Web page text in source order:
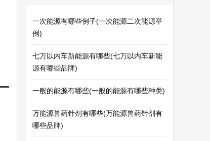
一次能源有哪些例子(一次能源二次能源举
例)
七万以内车新能源有哪些(七万以内车新能
源有哪些品牌)
一般的能源有哪些(一般的能源有哪些种类)
万能源兽药针剂有哪些(万能源兽药针剂有
哪些品牌)